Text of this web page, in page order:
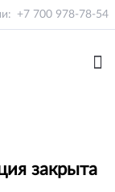
+7 700 978-78-54
закрыта